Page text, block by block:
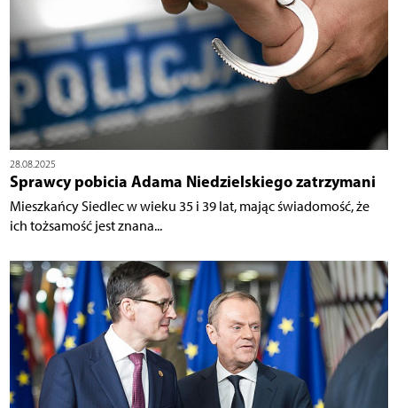
28.08.2025
Sprawcy pobicia Adama Niedzielskiego zatrzymani
Mieszkańcy Siedlec w wieku 35 i 39 lat, mając świadomość, że
ich tożsamość jest znana...